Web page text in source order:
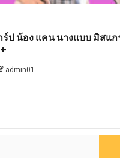
ป น้อง แคน นางแบบ มิสแ
admin01